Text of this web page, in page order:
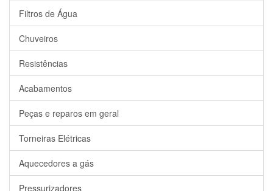
Filtros de Água
Chuveiros
Resistências
Acabamentos
Peças e reparos em geral
Torneiras Elétricas
Aquecedores a gás
Pressurizadores